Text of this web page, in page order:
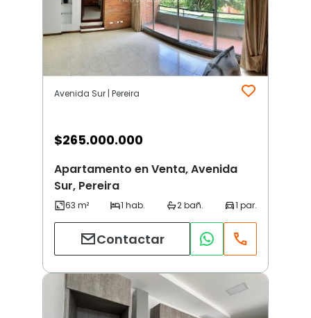
Avenida Sur | Pereira
$265.000.000
Apartamento en Venta, Avenida
Sur, Pereira
Contactar